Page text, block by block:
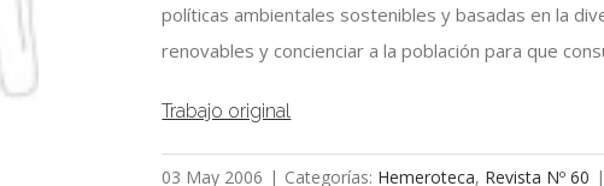
políticas ambientales sostenibles y basadas en la
renovables y concienciar a la población para que
Trabajo original
03 May 2006 | Categorías: Hemeroteca, Revista Nº 60 |